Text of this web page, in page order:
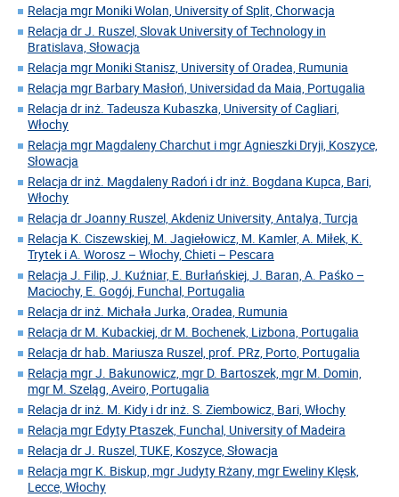
Relacja mgr Moniki Wolan, University of Split, Chorwacja
Relacja dr J. Ruszel, Slovak University of Technology in
Bratislava, Słowacja
Relacja mgr Moniki Stanisz, University of Oradea, Rumunia
Relacja mgr Barbary Masłoń, Universidad da Maia, Portugalia
Relacja dr inż. Tadeusza Kubaszka, University of Cagliari,
Włochy
Relacja mgr Magdaleny Charchut i mgr Agnieszki Dryji, Koszyce,
Słowacja
Relacja dr inż. Magdaleny Radoń i dr inż. Bogdana Kupca, Bari,
Włochy
Relacja dr Joanny Ruszel, Akdeniz University, Antalya, Turcja
Relacja K. Ciszewskiej, M. Jagiełowicz, M. Kamler, A. Miłek, K.
Trytek i A. Worosz – Włochy, Chieti – Pescara
Relacja J. Filip, J. Kuźniar, E. Burłańskiej, J. Baran, A. Paśko –
Maciochy, E. Gogój, Funchal, Portugalia
Relacja dr inż. Michała Jurka, Oradea, Rumunia
Relacja dr M. Kubackiej, dr M. Bochenek, Lizbona, Portugalia
Relacja dr hab. Mariusza Ruszel, prof. PRz, Porto, Portugalia
Relacja mgr J. Bakunowicz, mgr D. Bartoszek, mgr M. Domin,
mgr M. Szeląg, Aveiro, Portugalia
Relacja dr inż. M. Kidy i dr inż. S. Ziembowicz, Bari, Włochy
Relacja mgr Edyty Ptaszek, Funchal, University of Madeira
Relacja dr J. Ruszel, TUKE, Koszyce, Słowacja
Relacja mgr K. Biskup, mgr Judyty Rżany, mgr Eweliny Klęsk,
Lecce, Włochy